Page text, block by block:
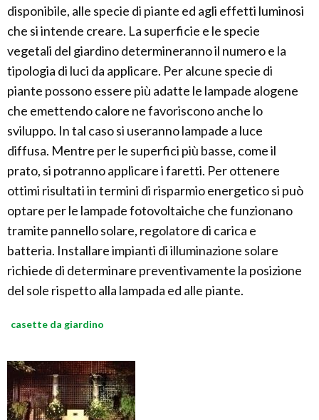
disponibile, alle specie di piante ed agli effetti luminosi
che si intende creare. La superficie e le specie
vegetali del giardino determineranno il numero e la
tipologia di luci da applicare. Per alcune specie di
piante possono essere più adatte le lampade alogene
che emettendo calore ne favoriscono anche lo
sviluppo. In tal caso si useranno lampade a luce
diffusa. Mentre per le superfici più basse, come il
prato, si potranno applicare i faretti. Per ottenere
ottimi risultati in termini di risparmio energetico si può
optare per le lampade fotovoltaiche che funzionano
tramite pannello solare, regolatore di carica e
batteria. Installare impianti di illuminazione solare
richiede di determinare preventivamente la posizione
del sole rispetto alla lampada ed alle piante.
casette da giardino